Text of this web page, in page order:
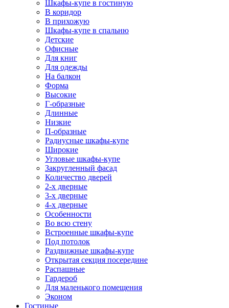
Шкафы-купе в гостиную
В коридор
В прихожую
Шкафы-купе в спальню
Детские
Офисные
Для книг
Для одежды
На балкон
Форма
Высокие
Г-образные
Длинные
Низкие
П-образные
Радиусные шкафы-купе
Широкие
Угловые шкафы-купе
Закругленный фасад
Количество дверей
2-х дверные
3-х дверные
4-х дверные
Особенности
Во всю стену
Встроенные шкафы-купе
Под потолок
Раздвижные шкафы-купе
Открытая секция посередине
Распашные
Гардероб
Для маленького помещения
Эконом
Гостиные